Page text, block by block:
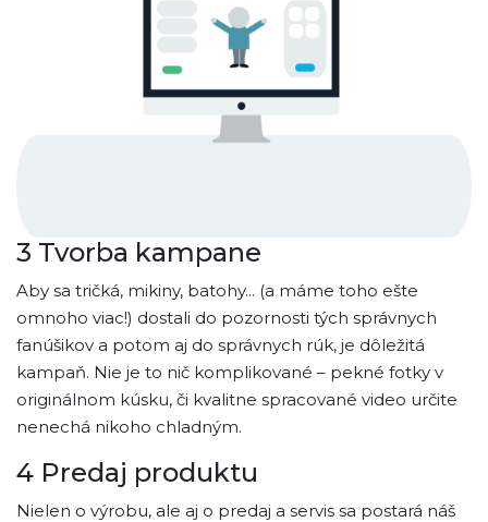
3 Tvorba kampane
Aby sa tričká, mikiny, batohy... (a máme toho ešte
omnoho viac!) dostali do pozornosti tých správnych
fanúšikov a potom aj do správnych rúk, je dôležitá
kampaň. Nie je to nič komplikované – pekné fotky v
originálnom kúsku, či kvalitne spracované video určite
nenechá nikoho chladným.
4 Predaj produktu
Nielen o výrobu, ale aj o predaj a servis sa postará náš